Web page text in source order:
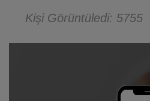
Kişi Görüntüledi: 5755